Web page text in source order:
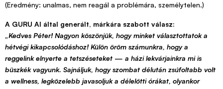
(Eredmény: unalmas, nem reagál a problémára, személytelen.)
A GURU AI által generált, márkára szabott válasz:
„Kedves Péter! Nagyon köszönjük, hogy minket választottatok a
hétvégi kikapcsolódáshoz! Külön öröm számunkra, hogy a
reggelink elnyerte a tetszéseteket — a házi lekvárjainkra mi is
büszkék vagyunk. Sajnáljuk, hogy szombat délután zsúfoltabb volt
a wellness, legközelebb javasoljuk a délelőtti órákat, olyankor